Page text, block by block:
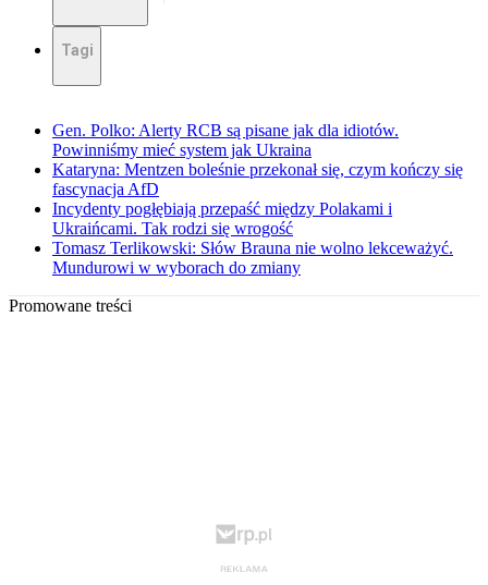
Tagi
Gen. Polko: Alerty RCB są pisane jak dla idiotów.
Powinniśmy mieć system jak Ukraina
Kataryna: Mentzen boleśnie przekonał się, czym kończy się
fascynacja AfD
Incydenty pogłębiają przepaść między Polakami i
Ukraińcami. Tak rodzi się wrogość
Tomasz Terlikowski: Słów Brauna nie wolno lekceważyć.
Mundurowi w wyborach do zmiany
Promowane treści